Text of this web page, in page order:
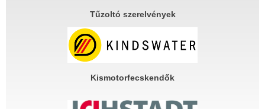
Tűzoltó szerelvények
Kismotorfecskendők